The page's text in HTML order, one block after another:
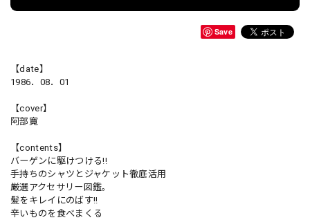
Save
【date】
1986．08．01
【cover】
阿部寛
【contents】
バーゲンに駆けつける!!
手持ちのシャツとジャケット徹底活用
厳選アクセサリー図鑑。
髪をキレイにのばす!!
辛いものを食べまくる